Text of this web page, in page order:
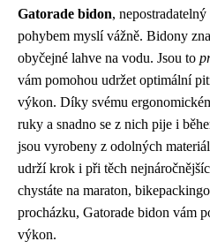
Gatorade bidon,
pohybem myslí vážně. Bidony
obyčejné lahve na vodu. Jsou to
vám pomohou udržet optimální
výkon. Díky svému
ruky a snadno se z nich pije i
jsou vyrobeny z odolných
udrží krok i při těch
chystáte na maraton,
procházku, Gatorade bidon vám
výkon.